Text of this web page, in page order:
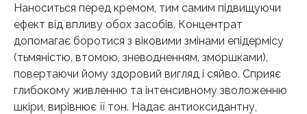
Наноситься перед кремом, тим самим підвищуючи
ефект від впливу обох засобів. Концентрат
допомагає боротися з віковими змінами епідермісу
(тьмяністю, втомою, зневодненням, зморшками),
повертаючи йому здоровий вигляд і сяйво. Сприяє
глибокому живленню та інтенсивному зволоженню
шкіри, вирівнює її тон. Надає антиоксидантну,